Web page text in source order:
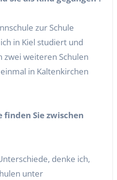
zur Schule
in Kiel studiert und
zwei weiteren Schulen
in Kaltenkirchen
Sie zwischen
denke ich,
unter